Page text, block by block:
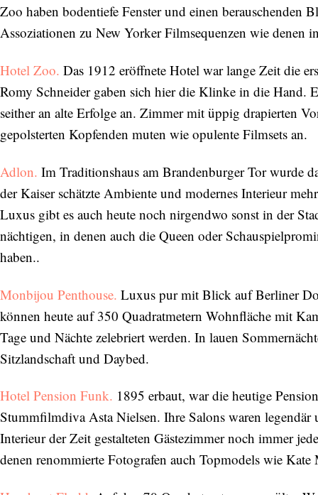
Zoo haben bodentiefe Fenster und einen berauschenden
Assoziationen zu New Yorker Filmsequenzen wie denen
Hotel Zoo. Das 1912 eröffnete Hotel war lange Zeit die
Romy Schneider gaben sich hier die Klinke in die
seither an alte Erfolge an. Zimmer mit üppig drapierten
gepolsterten Kopfenden muten wie opulente Filmsets an.
Adlon. Im Traditionshaus am Brandenburger Tor wurde
der Kaiser schätzte Ambiente und modernes Interieur
Luxus gibt es auch heute noch nirgendwo sonst in der
nächtigen, in denen auch die Queen oder
haben..
Monbijou Penthouse. Luxus pur mit Blick auf Berliner
können heute auf 350 Quadratmetern Wohnfläche mit
Tage und Nächte zelebriert werden. In lauen
Sitzlandschaft und Daybed.
Hotel Pension Funk. 1895 erbaut, war die heutige
Stummfilmdiva Asta Nielsen. Ihre Salons waren
Interieur der Zeit gestalteten Gästezimmer noch immer
denen renommierte Fotografen auch Topmodels wie
Abonnieren Sie unseren Newsletter
Entdecken Sie jede Woche neue schöne
Orte, handverlesene Geheimtipps und
einzigartige Reisen.